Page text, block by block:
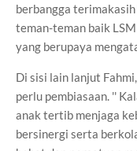
berbangga
teman-teman baik
yang berupaya
Di sisi lain lanjut
perlu pembiasaan. ''
anak tertib menjaga
bersinergi serta